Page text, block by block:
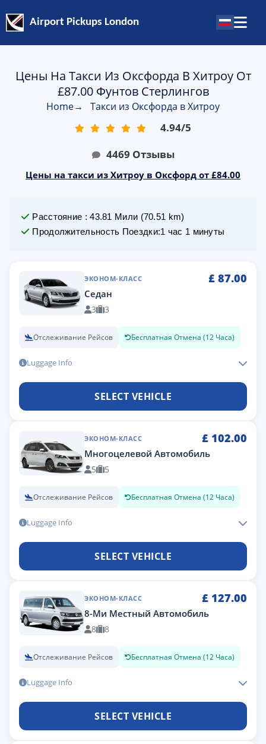
Airport Pickups London
Цены На Такси Из Оксфорда В Хитроу От
£87.00 Фунтов Стерлингов
Home→ Такси из Оксфорда в Хитроу
4.94/5
4469 Отзывы
Цены на такси из Хитроу в Оксфорд от £84.00
Расстояние :43.81 Мили (70.51 km)
Продолжительность Поездки:1 час 1 минуты
ЭКОНОМ-КЛАСС £ 87.00
Седан
3 3
Отслеживание Рейсов Бесплатная Отмена (12 Часа)
Luggage Info
SELECT VEHICLE
ЭКОНОМ-КЛАСС £ 102.00
Многоцелевой Автомобиль
5 5
Отслеживание Рейсов Бесплатная Отмена (12 Часа)
Luggage Info
SELECT VEHICLE
ЭКОНОМ-КЛАСС £ 127.00
8-Ми Местный Автомобиль
8 8
Отслеживание Рейсов Бесплатная Отмена (12 Часа)
Luggage Info
SELECT VEHICLE